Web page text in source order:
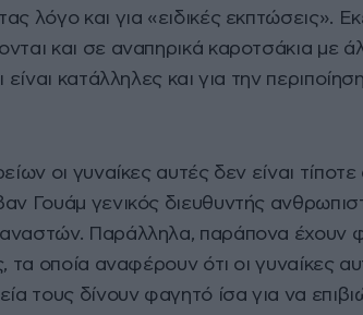
λόγο και για «ειδικές εκπτώσεις».
και σε αναπηρικά καροτσάκια με
κατάλληλες και για την περιποίηση
οι γυναίκες αυτές δεν είναι
Γουάμ γενικός διευθυντής
Παράλληλα, παράπονα έχουν
τα οποία αναφέρουν ότι οι γυναίκες
τους δίνουν φαγητό ίσα για να